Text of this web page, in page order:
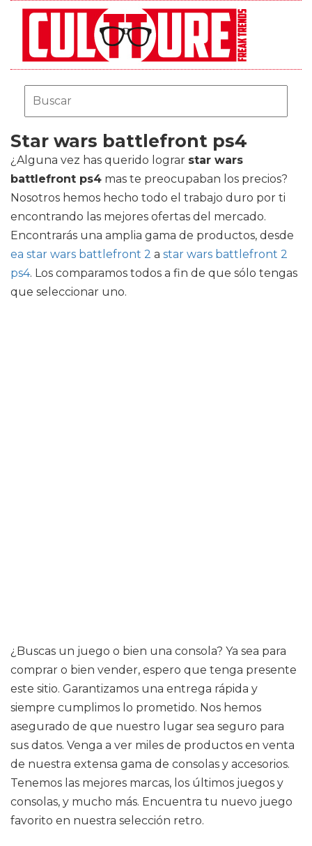
Star wars battlefront ps4
¿Alguna vez has querido lograr star wars
battlefront ps4 mas te preocupaban los precios?
Nosotros hemos hecho todo el trabajo duro por ti
encontrando las mejores ofertas del mercado.
Encontrarás una amplia gama de productos, desde
ea star wars battlefront 2 a star wars battlefront 2
ps4. Los comparamos todos a fin de que sólo tengas
que seleccionar uno.
¿Buscas un juego o bien una consola? Ya sea para
comprar o bien vender, espero que tenga presente
este sitio. Garantizamos una entrega rápida y
siempre cumplimos lo prometido. Nos hemos
asegurado de que nuestro lugar sea seguro para
sus datos. Venga a ver miles de productos en venta
de nuestra extensa gama de consolas y accesorios.
Tenemos las mejores marcas, los últimos juegos y
consolas, y mucho más. Encuentra tu nuevo juego
favorito en nuestra selección retro.